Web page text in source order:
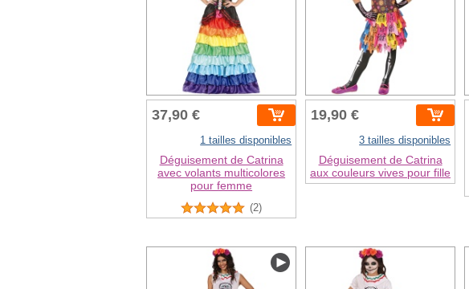
37,90 €
1 tailles disponibles
Déguisement de Catrina
avec volants multicolores
pour femme
(2)
19,90 €
3 tailles disponibles
Déguisement de Catrina
aux couleurs vives pour fille